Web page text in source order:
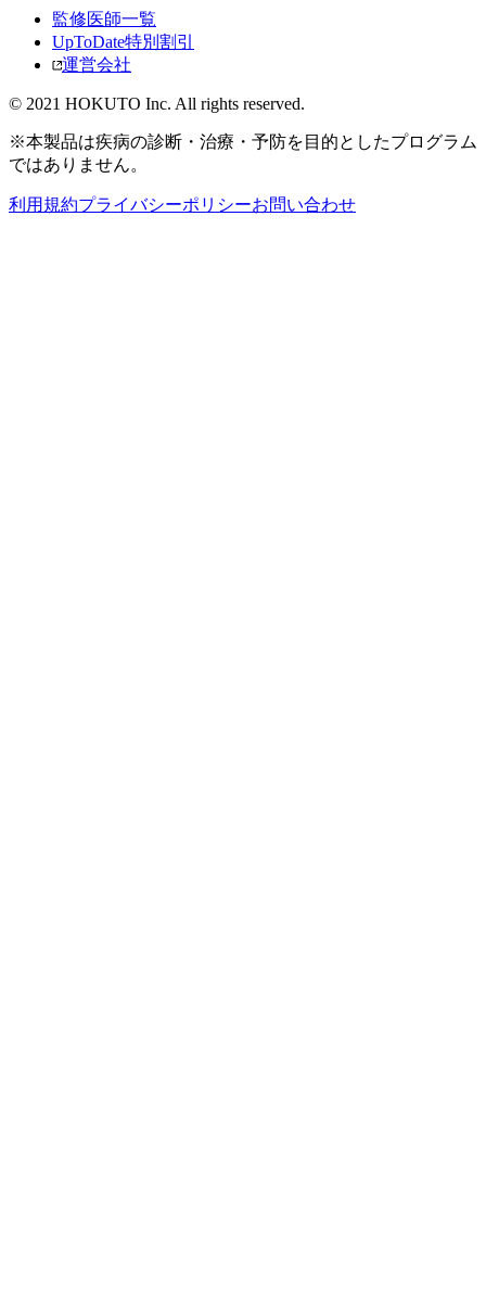
監修医師一覧
UpToDate特別割引
運営会社
© 2021 HOKUTO Inc. All rights reserved.
※本製品は疾病の診断・治療・予防を目的としたプログラム
ではありません。
利用規約プライバシーポリシーお問い合わせ